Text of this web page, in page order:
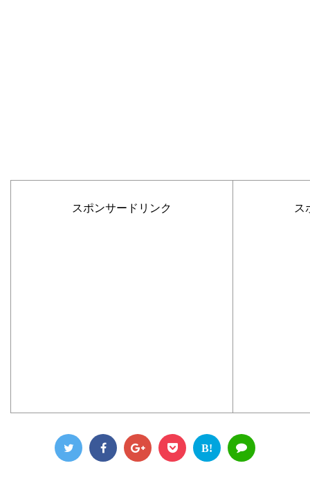
スポンサードリンク ス
B!